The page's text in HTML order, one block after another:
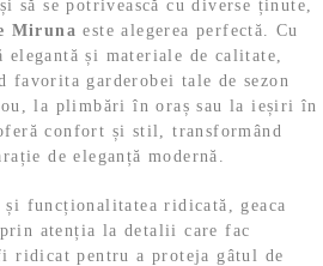
să se potrivească cu diverse ținute,
Miruna este alegerea perfectă. Cu
elegantă și materiale de calitate,
favorita garderobei tale de sezon
la plimbări în oraș sau la ieșiri în
confort și stil, transformând
de eleganță modernă.
și funcționalitatea ridicată, geaca
atenția la detalii care fac
ridicat pentru a proteja gâtul de